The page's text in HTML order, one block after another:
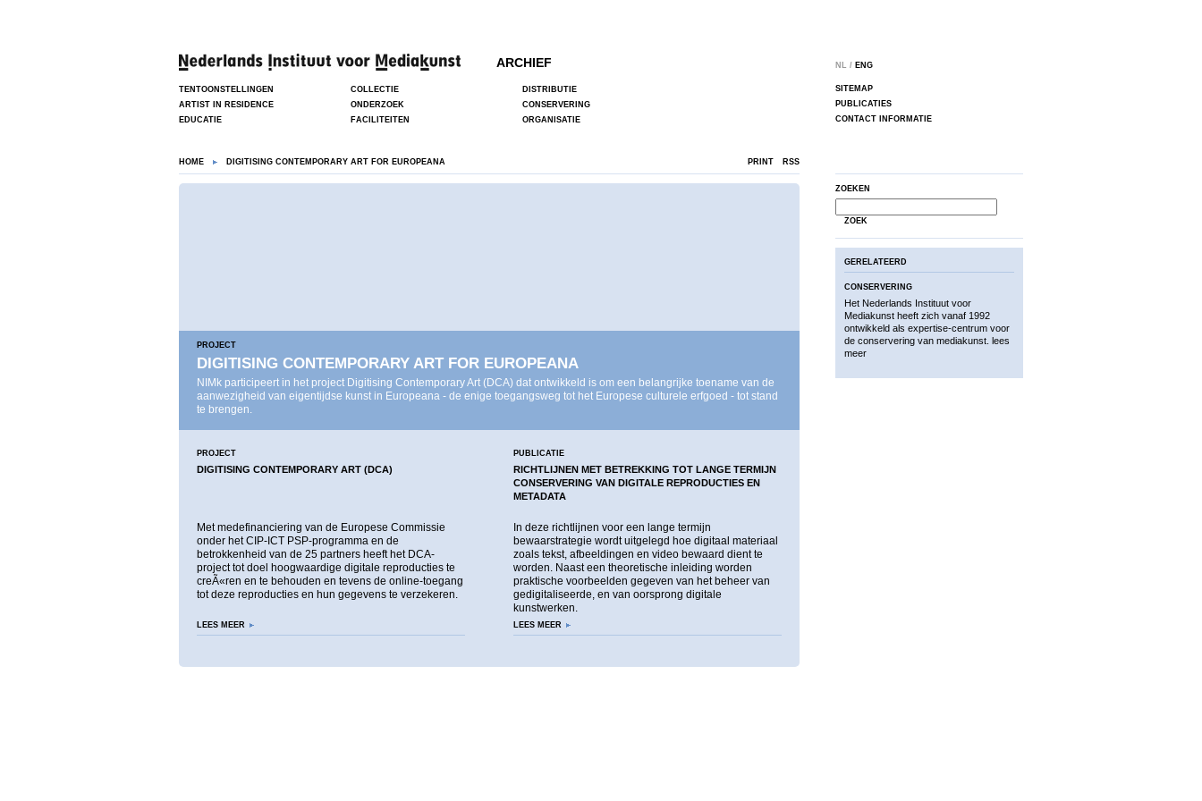
ARCHIEF
TENTOONSTELLINGEN COLLECTIE
DISTRIBUTIE
ARTIST IN RESIDENCE
ONDERZOEK
CONSERVERING
EDUCATIE
FACILITEITEN ORGANISATIE
HOME DIGITISING CONTEMPORARY ART FOR EUROPEANA PRINT RSS
PROJECT
DIGITISING CONTEMPORARY ART FOR EUROPEANA
NIMk participeert in het project Digitising Contemporary Art (DCA) dat ontwikkeld is om een belangrijke toename van de
aanwezigheid van eigentijdse kunst in Europeana - de enige toegangsweg tot het Europese culturele erfgoed - tot stand
te brengen.
PROJECT PUBLICATIE
DIGITISING CONTEMPORARY ART (DCA)
RICHTLIJNEN MET BETREKKING TOT LANGE TERMIJN
CONSERVERING VAN DIGITALE REPRODUCTIES EN
METADATA
Met medefinanciering van de Europese Commissie
onder het CIP-ICT PSP-programma en de
betrokkenheid van de 25 partners heeft het DCA-
project tot doel hoogwaardige digitale reproducties te
creÃ«ren en te behouden en tevens de online-toegang
tot deze reproducties en hun gegevens te verzekeren.
In deze richtlijnen voor een lange termijn
bewaarstrategie wordt uitgelegd hoe digitaal materiaal
zoals tekst, afbeeldingen en video bewaard dient te
worden. Naast een theoretische inleiding worden
praktische voorbeelden gegeven van het beheer van
gedigitaliseerde, en van oorsprong digitale
kunstwerken.
LEES MEER LEES MEER
NL / ENG
SITEMAP
PUBLICATIES
CONTACT INFORMATIE
ZOEKEN
ZOEK
GERELATEERD
CONSERVERING
Het Nederlands Instituut voor
Mediakunst heeft zich vanaf 1992
ontwikkeld als expertise-centrum voor
de conservering van mediakunst. lees
meer